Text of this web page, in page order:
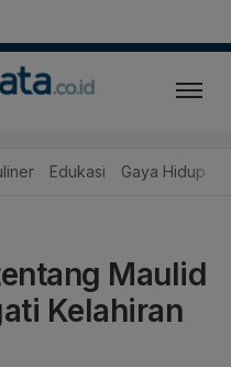
Edukasi Gaya Hidup
Maulid
Kelahiran